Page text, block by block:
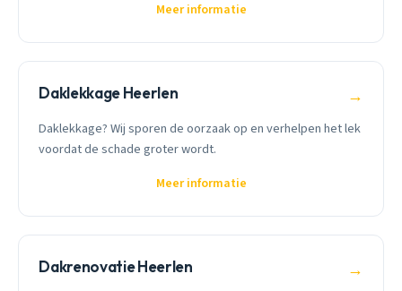
Meer informatie
Daklekkage Heerlen →
Daklekkage? Wij sporen de oorzaak op en verhelpen het lek
voordat de schade groter wordt.
Meer informatie
Dakrenovatie Heerlen →